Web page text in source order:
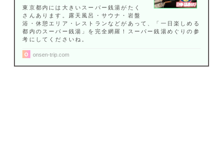
東京都内には大きいスーパー銭湯がたく
さんあります。露天風呂・サウナ・岩盤
浴・休憩エリア・レストランなどがあって、「一日楽しめる
都内のスーパー銭湯」を完全網羅！スーパー銭湯めぐりの参
考にしてくださいね。
onsen-trip.com